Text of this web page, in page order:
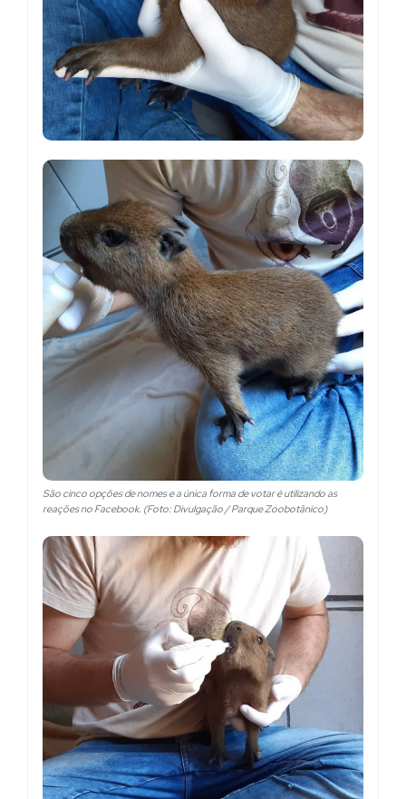
São cinco opções de nomes e a única forma de votar é utilizando as
reações no Facebook. (Foto: Divulgação / Parque Zoobotânico)